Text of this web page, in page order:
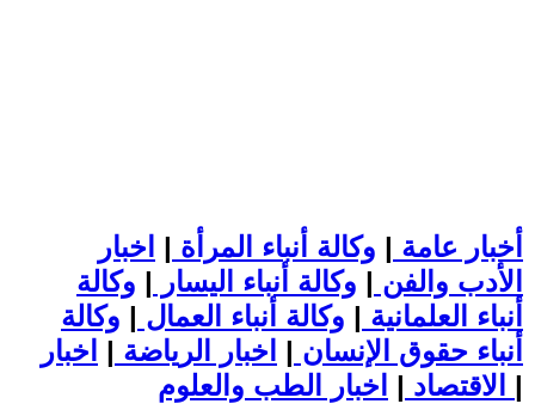
أخبار عامة | وكالة أنباء المرأة | اخبار
الأدب والفن | وكالة أنباء اليسار | وكالة
أنباء العلمانية | وكالة أنباء العمال | وكالة
أنباء حقوق الإنسان | اخبار الرياضة | اخبار
الاقتصاد | |